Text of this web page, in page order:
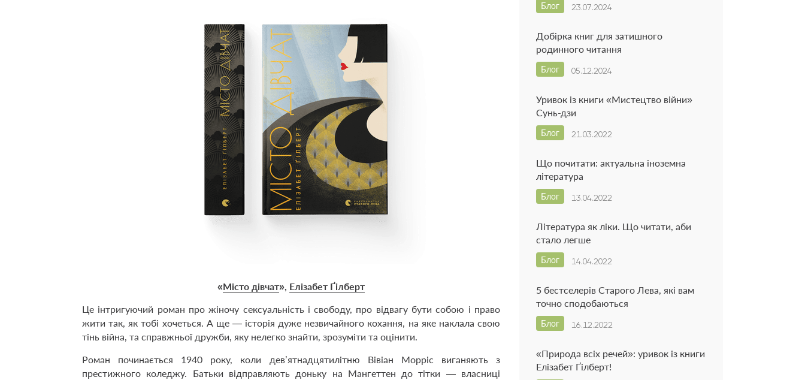
«Місто дівчат», Елізабет Ґілберт
Це інтригуючий роман про жіночу сексуальність і свободу, про відвагу бути собою і право
жити так, як тобі хочеться. А ще — історія дуже незвичайного кохання, на яке наклала свою
тінь війна, та справжньої дружби, яку нелегко знайти, зрозуміти та оцінити.
Роман починається 1940 року, коли дев’ятнадцятилітню Вівіан Морріс виганяють з
престижного коледжу. Батьки відправляють доньку на Мангеттен до тітки — власниці
23.07.2024
Блог
Добірка книг для затишного
родинного читання
05.12.2024
Блог
Уривок із книги «Мистецтво війни»
Сунь-дзи
21.03.2022
Блог
Що почитати: актуальна іноземна
література
13.04.2022
Блог
Література як ліки. Що читати, аби
стало легше
14.04.2022
Блог
5 бестселерів Старого Лева, які вам
точно сподобаються
16.12.2022
Блог
«Природа всіх речей»: уривок із книги
Елізабет Ґілберт!